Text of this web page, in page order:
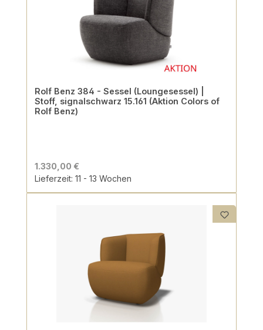
Rolf Benz 384 - Sessel (Loungesessel) |
Stoff, signalschwarz 15.161 (Aktion Colors of
Rolf Benz)
1.330,00 €
Lieferzeit: 11 - 13 Wochen